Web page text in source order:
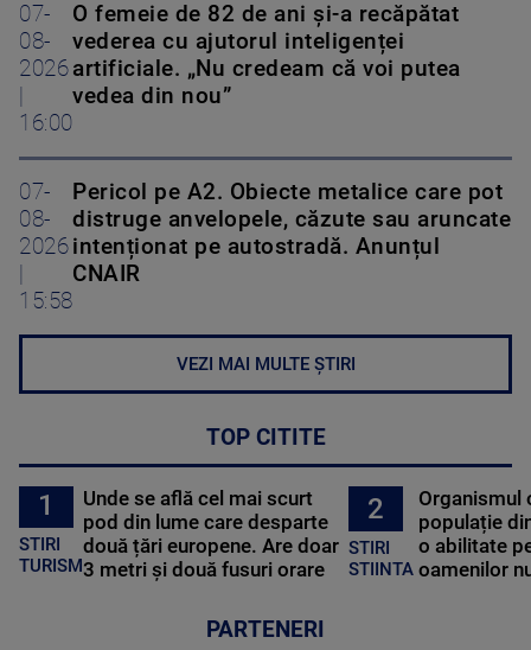
07-
08-
2026
16:00
O femeie de 82 de ani și-a recăpătat
vederea cu ajutorul inteligenței
artificiale. „Nu credeam că voi putea
vedea din nou”
07-
08-
2026
15:58
Pericol pe A2. Obiecte metalice care pot
distruge anvelopele, căzute sau aruncate
intenționat pe autostradă. Anunțul
CNAIR
VEZI MAI MULTE ȘTIRI
TOP CITITE
1
STIRI
TURISM
Unde se află cel mai scurt
pod din lume care desparte
două țări europene. Are doar
3 metri și două fusuri orare
2
STIRI
STIINTA
Organismul
populație
o abilitate
oamenilor
PARTENERI